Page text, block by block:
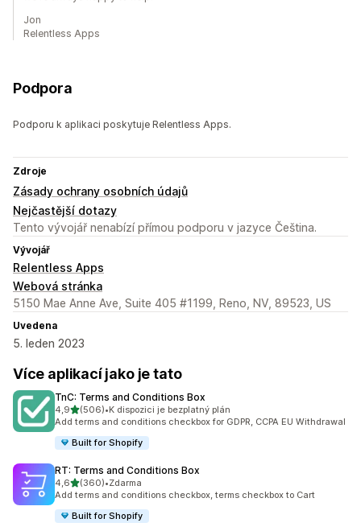
Jon
Relentless Apps
Podpora
Podporu k aplikaci poskytuje Relentless Apps.
Zdroje
Zásady ochrany osobních údajů
Nejčastější dotazy
Tento vývojář nenabízí přímou podporu v jazyce Čeština.
Vývojář
Relentless Apps
Webová stránka
5150 Mae Anne Ave, Suite 405 #1199, Reno, NV, 89523, US
Uvedena
5. leden 2023
Více aplikací jako je tato
TnC: Terms and Conditions Box
4,9z 5 hvězd
(506)
Celkový počet recenzí: 506
•K dispozici je bezplatný plán
Add terms and conditions checkbox for GDPR, CCPA EU Withdrawal
Built for Shopify
RT: Terms and Conditions Box
4,6z 5 hvězd
(360)
Celkový počet recenzí: 360
•Zdarma
Add terms and conditions checkbox, terms checkbox to Cart
Built for Shopify